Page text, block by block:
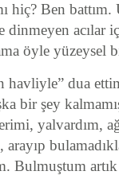
hiç? Ben
acılar
öyle yüzeysel
havliyle” dua
bir şey
yalvardım,
Bulmuştum artık